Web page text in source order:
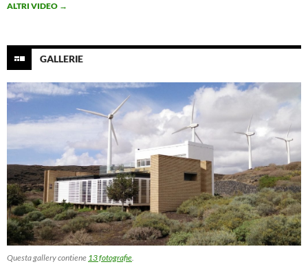
ALTRI VIDEO →
GALLERIE
Questa gallery contiene 13 fotografie.